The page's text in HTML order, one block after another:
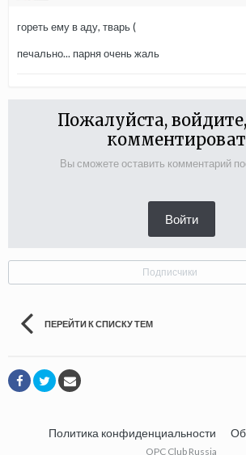
гореть ему в аду, тварь (
печально... парня очень жаль
Пожалуйста,
Вы сможете оставить комментарий
Войти
Подписчики
ПЕРЕЙТИ К СПИСКУ ТЕМ
Политика конфиденциальности
OPC Club Russia